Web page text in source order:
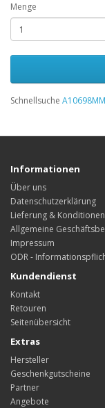
Menge
Schnellsuche
Informationen
Über uns
Datenschutzerklärung
Lieferung & Konditionen
Allgemeine
Impressum
ODR -
Kundendienst
Kontakt
Retouren
Seitenübersicht
Extras
Hersteller
Geschenkgutscheine
Partner
Angebote